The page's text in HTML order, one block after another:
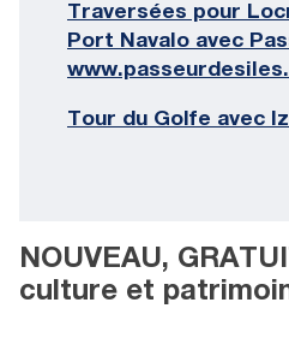
Traversées pour
Port Navalo avec
Tour du Golfe avec
NOUVEAU,
culture et